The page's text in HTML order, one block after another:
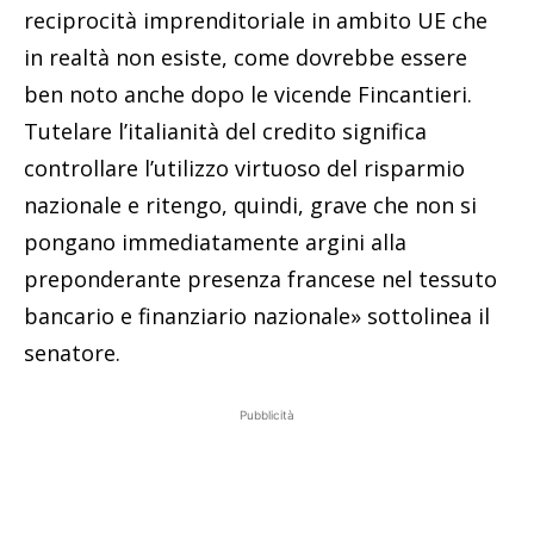
reciprocità imprenditoriale in ambito UE che
in realtà non esiste, come dovrebbe essere
ben noto anche dopo le vicende Fincantieri.
Tutelare l’italianità del credito significa
controllare l’utilizzo virtuoso del risparmio
nazionale e ritengo, quindi, grave che non si
pongano immediatamente argini alla
preponderante presenza francese nel tessuto
bancario e finanziario nazionale» sottolinea il
senatore.
Pubblicità